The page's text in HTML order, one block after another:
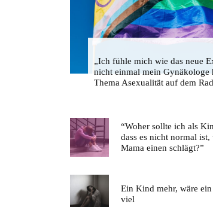
„Ich fühle mich wie das neue
nicht einmal mein Gynäkologe
Thema Asexualität auf dem
“Woher sollte ich als
dass es nicht normal ist,
Mama einen schlägt?”
Ein Kind mehr, wäre
viel